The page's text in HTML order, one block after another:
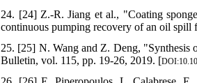
24. [24] Z.-R. Jiang et al., "Coating
continuous pumping recovery of an oil
25. [25] N. Wang and Z. Deng, "Synthesis
Bulletin, vol. 115, pp. 19-26, 2019. [